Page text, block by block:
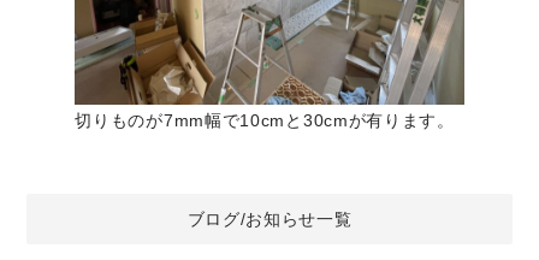
切りものが7mm幅で10cmと30cmが有ります。
ブログ/お知らせ一覧